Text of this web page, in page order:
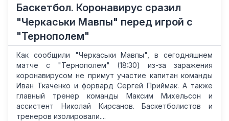
Баскетбол. Коронавирус сразил
"Черкаськи Мавпы" перед игрой с
"Тернополем"
Как сообщили "Черкаськи Мавпы", в сегодняшнем
матче с "Тернополем" (18:30) из-за заражения
коронавирусом не примут участие капитан команды
Иван Ткаченко и форвард Сергей Приймак. А также
главный тренер команды Максим Михельсон и
ассистент Николай Кирсанов. Баскетболистов и
тренеров изолировали....